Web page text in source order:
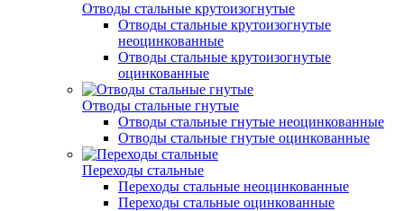
Отводы стальные крутоизогнутые
Отводы стальные крутоизогнутые
неоцинкованные
Отводы стальные крутоизогнутые
оцинкованные
Отводы стальные гнутые
Отводы стальные гнутые неоцинкованные
Отводы стальные гнутые оцинкованные
Переходы стальные
Переходы стальные неоцинкованные
Переходы стальные оцинкованные